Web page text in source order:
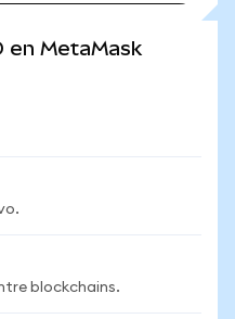
en MetaMask
blockchains.